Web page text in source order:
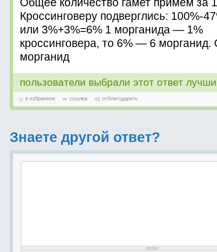
Кроссинговеру подверглись: 100%-
или 3%+3%=6% 1 морганида — 1%
кроссинговера, то 6% — 6 морганид.
морганид
пользователи выбрали этот ответ
в избранное ссылка отблагодарить
Знаете другой ответ?